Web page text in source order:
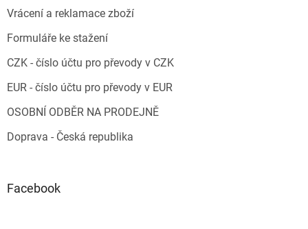
Vrácení a reklamace zboží
Formuláře ke stažení
CZK - číslo účtu pro převody v CZK
EUR - číslo účtu pro převody v EUR
OSOBNÍ ODBĚR NA PRODEJNĚ
Doprava - Česká republika
Facebook